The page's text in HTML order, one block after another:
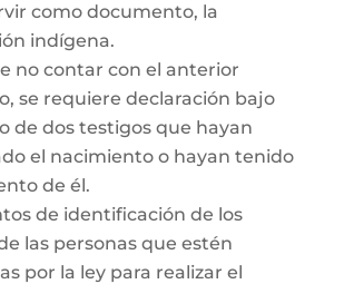
como documento, la
indígena.
no contar con el anterior
se requiere declaración bajo
de dos testigos que hayan
el nacimiento o hayan tenido
de él.
de identificación de los
las personas que estén
por la ley para realizar el